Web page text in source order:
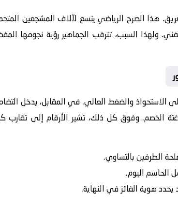
هذا الصرح الرياضي يتسع لآلاف المشجعين
الفني. ولهذا السبب، تترقب الجماهير رؤية
الاستحواذ والضغط العالي. في المقابل، يدخل
الخصم. وفوق كل ذلك، تشير الأرقام إلى تقارب
الطرفين بالتساوي.
الحاسم اليوم.
يحدد هوية الفائز في النهاية.